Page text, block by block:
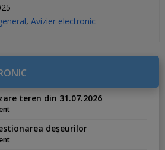
, Avizier electronic
teren din 31.07.2026
deșeurilor